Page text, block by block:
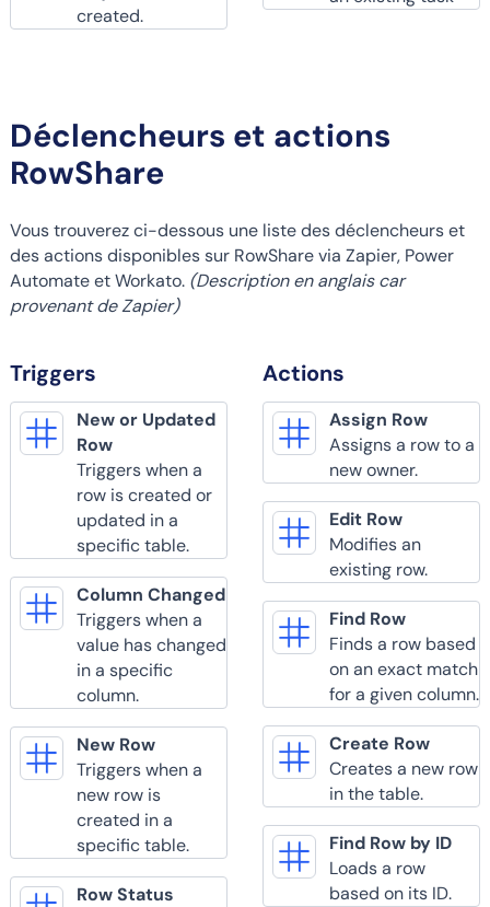
created.
Déclencheurs et actions
RowShare
Vous trouverez ci-dessous une liste des déclencheurs et
des actions disponibles sur RowShare via Zapier, Power
Automate et Workato. (Description en anglais car
provenant de Zapier)
Triggers
New or Updated
Row
Triggers when a
row is created or
updated in a
specific table.
Column Changed
Triggers when a
value has changed
in a specific
column.
New Row
Triggers when a
new row is
created in a
specific table.
Row Status
Actions
Assign Row
Assigns a row to a
new owner.
Edit Row
Modifies an
existing row.
Find Row
Finds a row based
on an exact match
for a given column.
Create Row
Creates a new row
in the table.
Find Row by ID
Loads a row
based on its ID.